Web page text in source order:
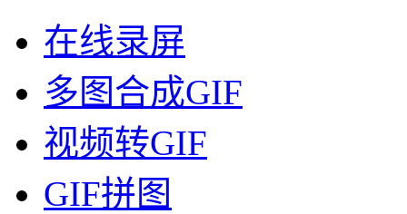
在线录屏
多图合成GIF
视频转GIF
GIF拼图